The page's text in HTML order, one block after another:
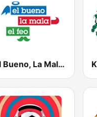
El Bueno, La Mala y El Feo